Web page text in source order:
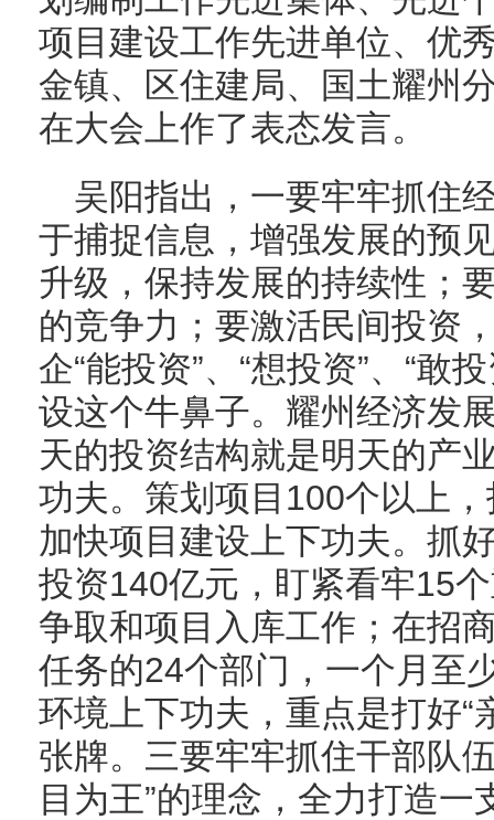
项目建设工作先进单位、优
金镇、区住建局、国土耀州
在大会上作了表态发言。
吴阳指出，一要牢牢抓住
于捕捉信息，增强发展的预
升级，保持发展的持续性；
的竞争力；要激活民间投资
企“能投资”、“想投资”、“敢
设这个牛鼻子。耀州经济发
天的投资结构就是明天的产
功夫。策划项目100个以上
加快项目建设上下功夫。抓
投资140亿元，盯紧看牢15
争取和项目入库工作；在招
任务的24个部门，一个月至
环境上下功夫，重点是打好“
张牌。三要牢牢抓住干部队
目为王”的理念，全力打造